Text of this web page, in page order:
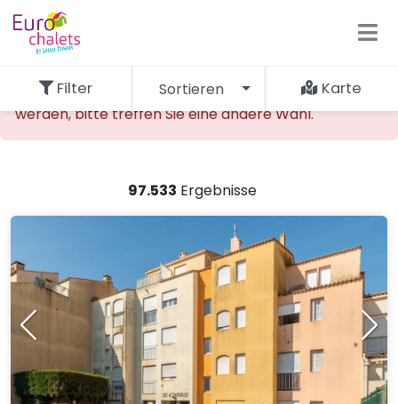
Die gewünschte Unterkunft kann nicht gefunden
werden, bitte treffen Sie eine andere Wahl.
97.533 Ergebnisse
Filter Sortieren Karte